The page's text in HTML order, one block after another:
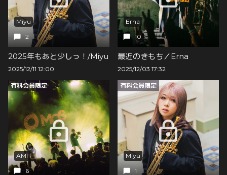
Miyu
2
2025年もあと少しっ！/Miyu
2025/12/11 12:00
Erna
10
最近のきもち／Erna
2025/12/03 17:32
有料会員限定
AMI
6
有料会員限定
Miyu
1